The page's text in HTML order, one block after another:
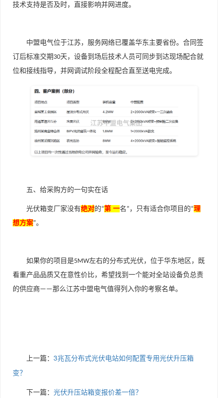
技术支持是否及时，直接影响并网进度。
中盟电气位于江苏，服务网络已覆盖华东主要省份。合同签
订后标准交期 30天，设备到场后技术人员可同步到达现场配合就
位和接线指导，并网调试阶段全程配合直至送电完成。
五、给采购方的一句实在话
光伏箱变厂家没有绝对的“第 一名 ” ，只有适合你项目的“理
想方案”。
如果你的项目是5MW左右的分布式光伏，位于华东地区，既
看重产品品质又在意性价比，希望找到一个能对全站设备负总责
的供应商——那么江苏中盟电气值得列入你的考察名单。
上一篇： 3兆瓦分布式光伏电站如何配置专用光伏升压箱
变？
下一篇： 光伏升压站箱变报价差一倍？